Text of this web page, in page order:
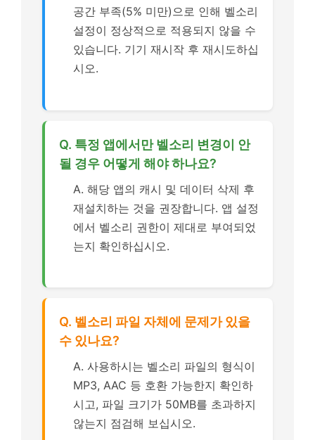
공간 부족(5% 미만)으로 인해 벨소리
설정이 정상적으로 적용되지 않을 수
있습니다. 기기 재시작 후 재시도하십
시오.
Q. 특정 앱에서만 벨소리 변경이 안
될 경우 어떻게 해야 하나요?
A. 해당 앱의 캐시 및 데이터 삭제 후
재설치하는 것을 권장합니다. 앱 설정
에서 벨소리 권한이 제대로 부여되었
는지 확인하십시오.
Q. 벨소리 파일 자체에 문제가 있을
수 있나요?
A. 사용하시는 벨소리 파일의 형식이
MP3, AAC 등 호환 가능한지 확인하
시고, 파일 크기가 50MB를 초과하지
않는지 점검해 보십시오.